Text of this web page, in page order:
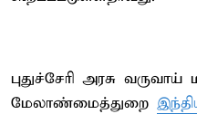
புதுச்சேரி அரசு வருவாய்
மேலாண்மைத்துறை